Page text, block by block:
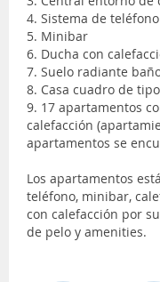
4. Sistema de teléfono
5. Minibar
6. Ducha con
7. Suelo radiante
8. Casa cuadro de tipo
9. 17 apartamentos
calefacción
apartamentos se
Los apartamentos
teléfono, minibar,
con calefacción por
de pelo y amenities.